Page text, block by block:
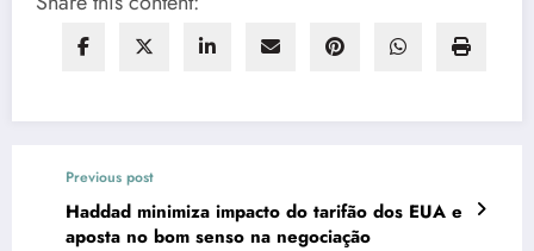
Previous post
Haddad minimiza impacto do tarifão dos EUA e
aposta no bom senso na negociação